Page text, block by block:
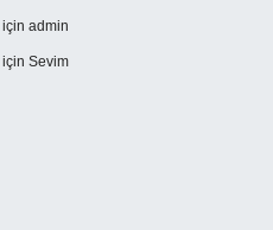
için admin
için Sevim